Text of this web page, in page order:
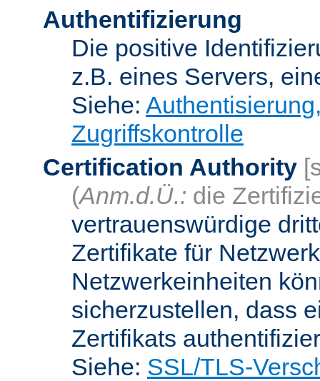
Authentifizierung
Die positive
z.B. eines Servers,
Siehe:
Zugriffskontrolle
Certification Authority
(Anm.d.Ü.: die
vertrauenswürdige
Zertifikate für
Netzwerkeinheiten
sicherzustellen, dass
Zertifikats
Siehe: SSL/TLS-